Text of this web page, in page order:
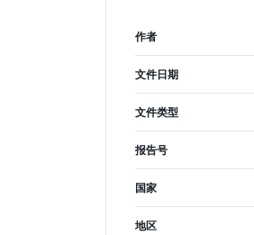
作者
文件日期
文件类型
报告号
国家
地区